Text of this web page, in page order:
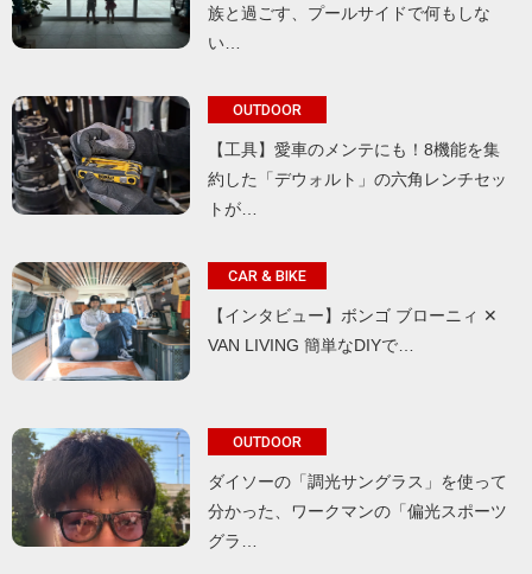
族と過ごす、プールサイドで何もしな
い…
OUTDOOR
【工具】愛車のメンテにも！8機能を集
約した「デウォルト」の六角レンチセッ
トが…
CAR & BIKE
【インタビュー】ボンゴ ブローニィ ✕
VAN LIVING 簡単なDIYで…
OUTDOOR
ダイソーの「調光サングラス」を使って
分かった、ワークマンの「偏光スポーツ
グラ…